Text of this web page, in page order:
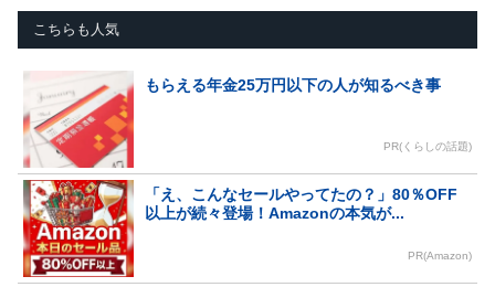
こちらも人気
もらえる年金25万円以下の人が知るべき事
PR(くらしの話題)
「え、こんなセールやってたの？」80％OFF
以上が続々登場！Amazonの本気が...
PR(Amazon)